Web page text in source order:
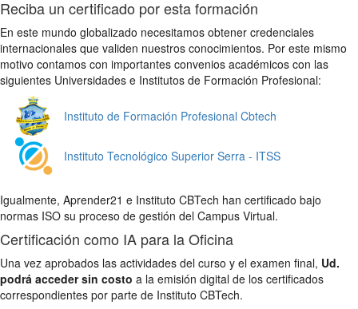
Reciba un certificado por esta formación
En este mundo globalizado necesitamos obtener credenciales
internacionales que validen nuestros conocimientos. Por este mismo
motivo contamos con importantes convenios académicos con las
siguientes Universidades e Institutos de Formación Profesional:
Instituto de Formación Profesional Cbtech
Instituto Tecnológico Superior Serra - ITSS
Igualmente, Aprender21 e Instituto CBTech han certificado bajo
normas ISO su proceso de gestión del Campus Virtual.
Certificación como IA para la Oficina
Una vez aprobados las actividades del curso y el examen final, Ud.
podrá acceder sin costo a la emisión digital de los certificados
correspondientes por parte de Instituto CBTech.